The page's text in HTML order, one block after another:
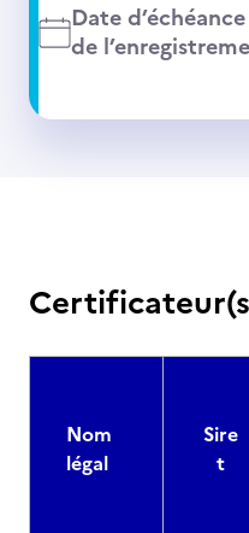
Date d’échéance
de
Nom
légal
Sire
t